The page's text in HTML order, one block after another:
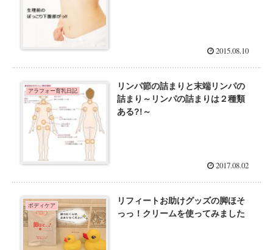
2015.08.10
アラフォー育乳日記
リンパ節の詰まりと末端リンパの
詰まり～リンパの詰まりは２種類
ある?!～
2017.08.02
ボディケア
リフィートお助けグッズの脚ほそ
っっ！クリームを使ってみました